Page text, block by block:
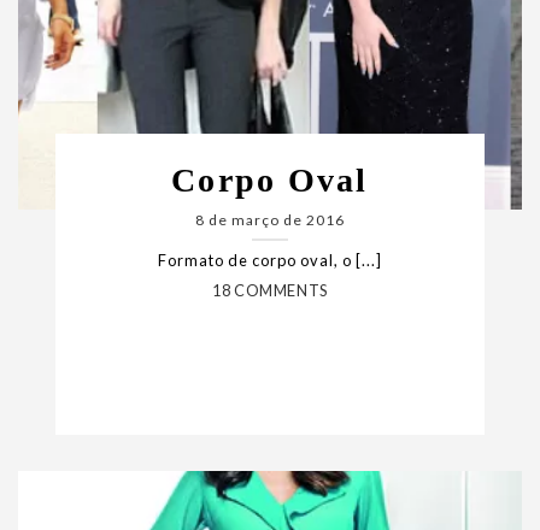
Corpo Oval
8 de março de 2016
Formato de corpo oval, o [...]
18 COMMENTS